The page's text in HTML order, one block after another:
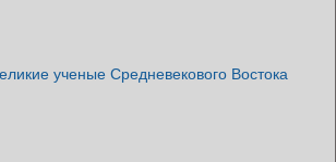
ученые Средневекового Востока